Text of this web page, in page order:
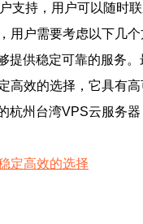
支持，用户可以随时
用户需要考虑以下几
提供稳定可靠的服务
高效的选择，它具有
杭州台湾VPS云服务
定高效的选择